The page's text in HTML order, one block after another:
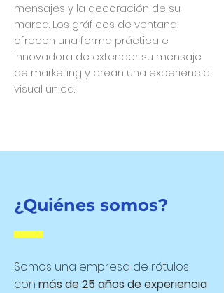
mensajes y la decoración de su
marca. Los gráficos de ventana
ofrecen una forma práctica e
innovadora de extender su mensaje
de marketing y crean una experiencia
visual única.
¿Quiénes somos?
Somos una empresa de rótulos
con más de 25 años de experiencia